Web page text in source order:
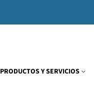
PRODUCTOS Y SERVICIOS